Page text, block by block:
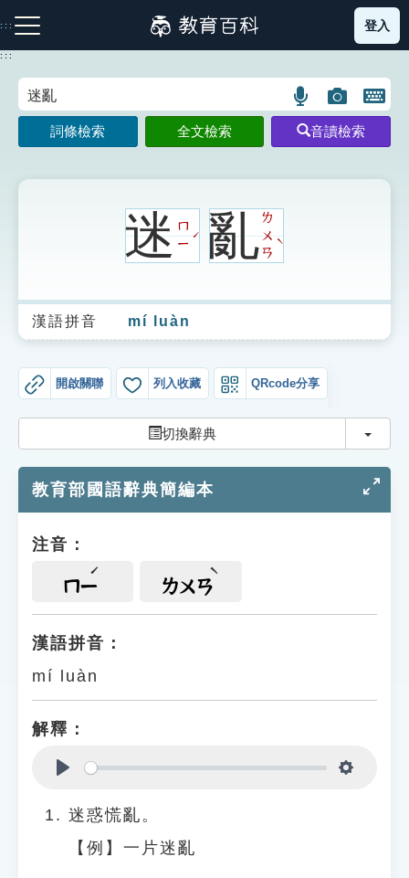
到
主
:::
注音索引圖示 筆畫索引圖示 部首索引表圖示
生字詞彙表
成語故事
索引選單
單字索引
遊戲專區
貓頭鷹博士
登入
:::
語
言
搜
圖
片
搜
開
鍵
圖
詞條檢索 全文檢索 音讀檢索
迷ㄇ
ㄧ
ˊ 亂ㄌ
ㄨ
ㄢ
ˋ
漢語拼音 mí luàn
開啟關聯 列入收藏 QRcode分享
切換辭典 切換
教育部國語辭典簡編本
注音：
ㄇㄧ ㄌㄨㄢ
漢語拼音：
mí luàn
解釋：
迷惑慌亂。
【例】一片迷亂